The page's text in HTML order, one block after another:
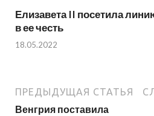
Елизавета II посетила
в ее честь
18.05.2022
ПРЕДЫДУЩАЯ СТАТЬЯ
Венгрия поставила